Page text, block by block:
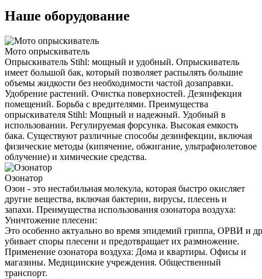
Наше оборудование
Мото опрыскиватель
Опрыскиватель Stihl: мощный и удобный. Опрыскиватель
имеет большой бак, который позволяет распылять большие
объемы жидкости без необходимости частой дозаправки.
Удобрение растений. Очистка поверхностей. Дезинфекция
помещений. Борьба с вредителями. Преимущества
опрыскивателя Stihl: Мощный и надежный. Удобный в
использовании. Регулируемая форсунка. Высокая емкость
бака. Существуют различные способы дезинфекции, включая
физические методы (кипячение, обжигание, ультрафиолетовое
облучение) и химические средства.
Озонатор
Озон - это нестабильная молекула, которая быстро окисляет
другие вещества, включая бактерии, вирусы, плесень и
запахи. Преимущества использования озонатора воздуха:
Уничтожение плесени:
Это особенно актуально во время эпидемий гриппа, ОРВИ и
убивает споры плесени и предотвращает их размножение.
Применение озонатора воздуха: Дома и квартиры. Офисы и
магазины. Медицинские учреждения. Общественный
транспорт.